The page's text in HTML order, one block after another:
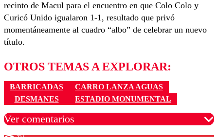
recinto de Macul para el encuentro en que Colo Colo y
Curicó Unido igualaron 1-1, resultado que privó
momentáneamente al cuadro “albo” de celebrar un nuevo
título.
OTROS TEMAS A EXPLORAR:
BARRICADAS
CARRO LANZA AGUAS
DESMANES
ESTADIO MONUMENTAL
Ver comentarios